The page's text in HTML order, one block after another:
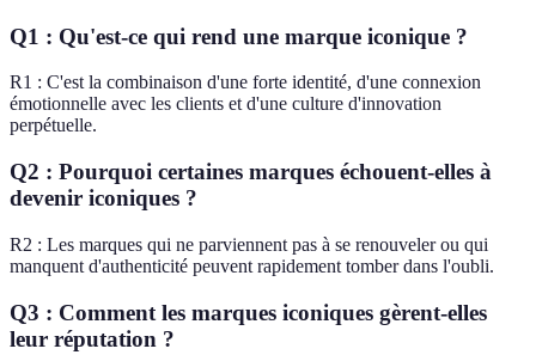
Q1 : Qu'est-ce qui rend une marque iconique ?
R1 : C'est la combinaison d'une forte identité, d'une connexion
émotionnelle avec les clients et d'une culture d'innovation
perpétuelle.
Q2 : Pourquoi certaines marques échouent-elles à
devenir iconiques ?
R2 : Les marques qui ne parviennent pas à se renouveler ou qui
manquent d'authenticité peuvent rapidement tomber dans l'oubli.
Q3 : Comment les marques iconiques gèrent-elles
leur réputation ?